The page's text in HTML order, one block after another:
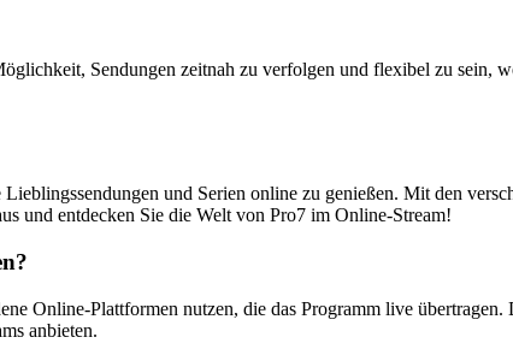
Sendungen zeitnah zu verfolgen und flexibel zu sein,
und Serien online zu genießen. Mit den
und entdecken Sie die Welt von Pro7 im Online-Stream!
Online-Plattformen nutzen, die das Programm live
anbieten.